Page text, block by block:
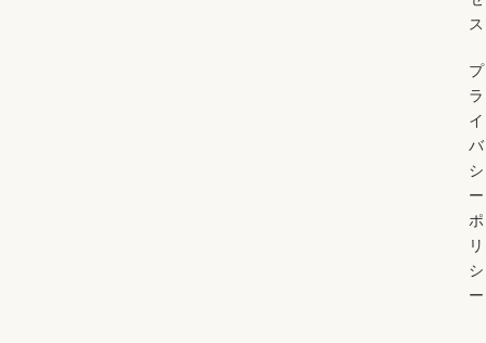
ス
プ
ラ
イ
バ
シ
ー
ポ
リ
シ
ー